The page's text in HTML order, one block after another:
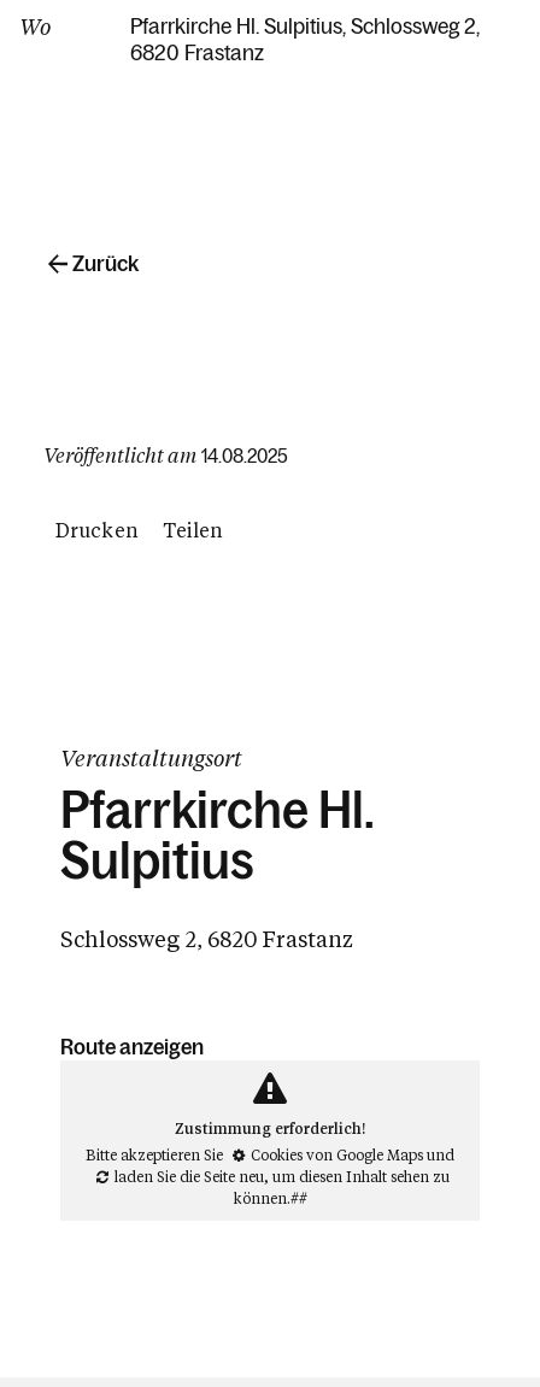
Wo Pfarrkirche Hl. Sulpitius Schlossweg 2
6820 Frastanz
Veröffentlicht am 14.08.2025
Drucken Teilen
Zurück
Veranstaltungsort
Pfarrkirche Hl.
Sulpitius
Schlossweg 2, 6820 Frastanz
Route anzeigen
Zustimmung erforderlich!
Bitte akzeptieren Sie
Cookies von Google Mapsund
laden Sie die Seite neu, um diesen Inhalt sehen zu
können.##